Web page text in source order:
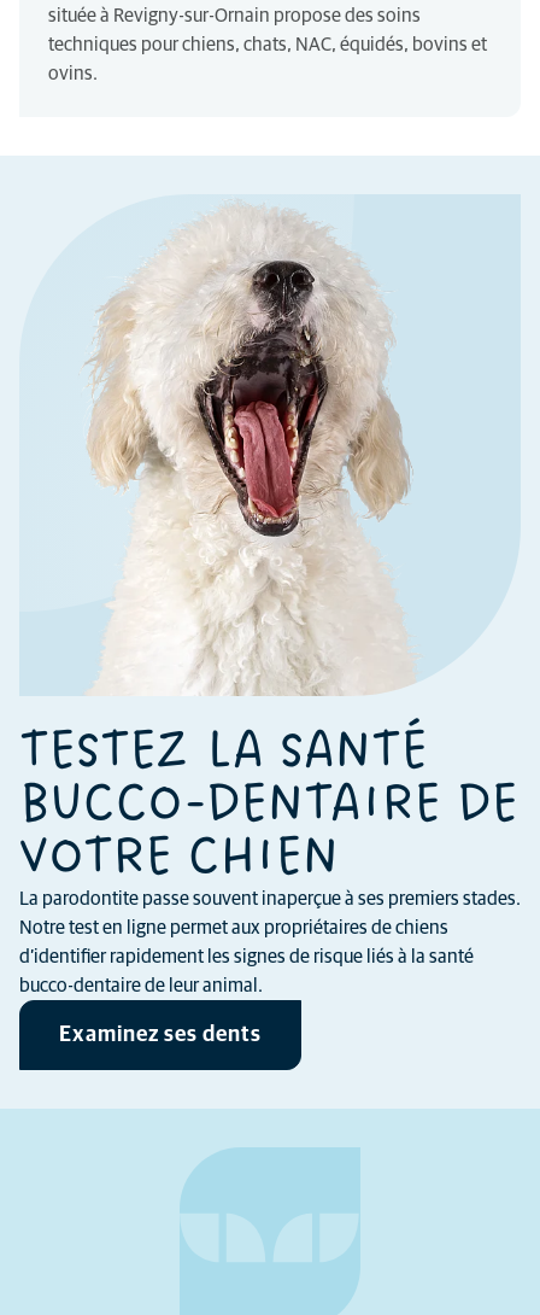
située à Revigny-sur-Ornain propose des soins
techniques pour chiens, chats, NAC, équidés, bovins et
ovins.
TESTEZ LA SANTÉ
BUCCO-DENTAIRE DE
VOTRE CHIEN
La parodontite passe souvent inaperçue à ses premiers stades.
Notre test en ligne permet aux propriétaires de chiens
d’identifier rapidement les signes de risque liés à la santé
bucco-dentaire de leur animal.
Examinez ses dents